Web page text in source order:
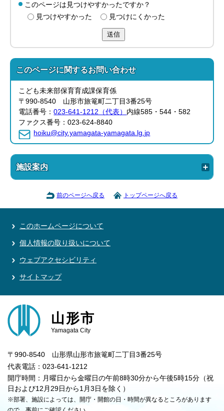
このページは見つけやすかったですか？
見つけやすかった
見つけにくかった
送信
このページに関するお問い合わせ
こども未来部保育育成課保育係
〒990-8540 山形市旅篭町二丁目3番25号
電話番号：023-641-1212（代表） 内線585・544・582
ファクス番号：023-624-8840
hoiku@city.yamagata-yamagata.lg.jp
施設案内
前のページへ戻る トップページへ戻る
このホームページについて
個人情報の取り扱いについて
ウェブアクセシビリティ
サイトマップ
山形市
Yamagata City
〒990-8540 山形県山形市旅篭町二丁目3番25号
代表電話：023-641-1212
開庁時間：月曜日から金曜日の午前8時30分から午後5時15分（祝
日および12月29日から1月3日を除く）
※部署、施設によっては、開庁・開館の日・時間が異なるところがあります